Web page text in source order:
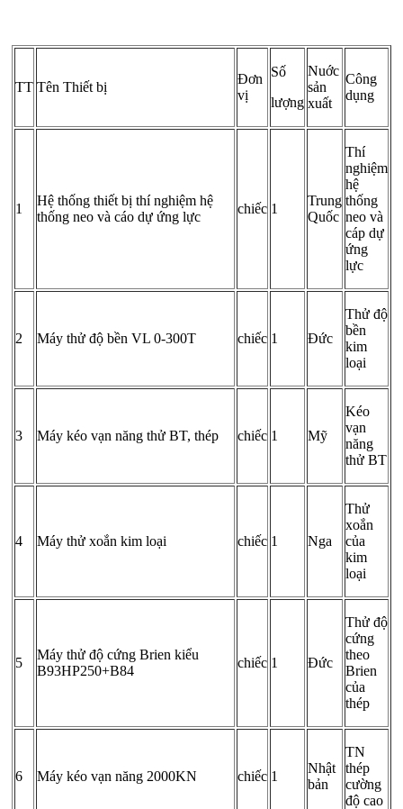
TT Tên Thiết bị
Đơn
vị
Số
lượng
N­uớc
sản
xuất
Công
dụng
1
Hệ thống thiết bị thí nghiệm hệ
thống neo và cáo dự ứng lực
chiếc 1
Trung
Quốc
Thí
nghiệm
hệ
thống
neo và
cáp dự
ứng
lực
2 Máy thử độ bền VL 0-300T chiếc 1 Đức
Thử độ
bền
kim
loại
3 Máy kéo vạn năng thử BT, thép chiếc 1 Mỹ
Kéo
vạn
năng
thử BT
4 Máy thử xoắn kim loại chiếc 1 Nga
Thử
xoắn
của
kim
loại
5
Máy thử độ cứng Brien kiểu
B93HP250+B84
chiếc 1 Đức
Thử độ
cứng
theo
Brien
của
thép
6 Máy kéo vạn năng 2000KN chiếc 1
Nhật
bản
TN
thép
cường
độ cao